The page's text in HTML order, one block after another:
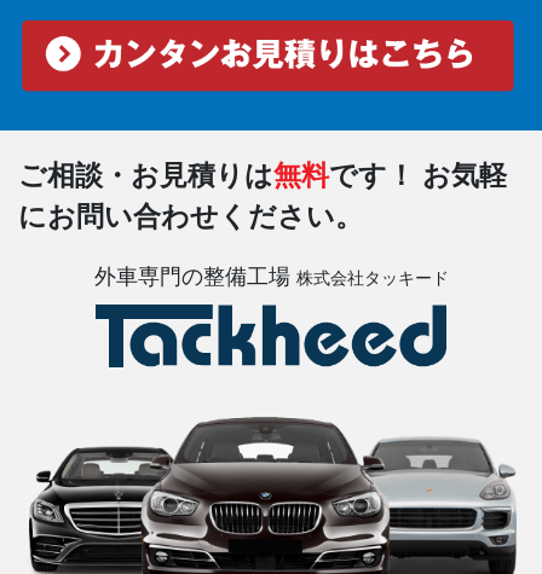
ご相談・お見積りは無料です！
お気軽
にお問い合わせください。
外車専門の整備工場 株式会社タッキード